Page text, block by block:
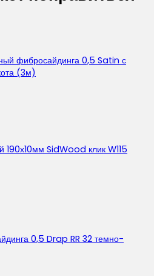
фибросайдинга 0,5 Satin с
(3м)
SidWood клик W115
0,5 Drap RR 32 темно-